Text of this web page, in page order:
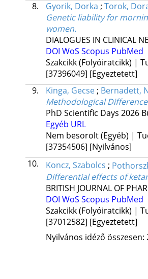
8.
Gyorik, Dorka ; Torok,
Genetic liability for
women.
DIALOGUES IN CLINICAL
DOI WoS Scopus PubMed
Szakcikk (Folyóiratcikk) |
[37396049] [Egyeztetett]
9.
Kinga, Gecse; Bernadett,
Methodological
PhD Scientific Days 2026
Egyéb URL
Nem besorolt (Egyéb) |
[37354506] [Nyilvános]
10.
Koncz, Szabolcs ;
Differential effects of
BRITISH JOURNAL OF
DOI WoS Scopus PubMed
Szakcikk (Folyóiratcikk) |
[37012582] [Egyeztetett]
Nyilvános idéző